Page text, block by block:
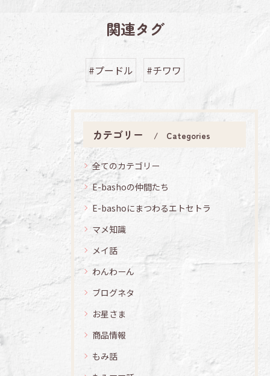
関連タグ
#プードル #チワワ
カテゴリー Categories
全てのカテゴリー
E-bashoの仲間たち
E-bashoにまつわるエトセトラ
マメ知識
メイ話
わんわーん
ブログネタ
お星さま
商品情報
もみ話